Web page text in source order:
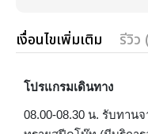
เงื่อนไขเพิ่มเติม รีวิว
โปรแกรมเดินทาง
08.00-08.30 น. รับทานจ